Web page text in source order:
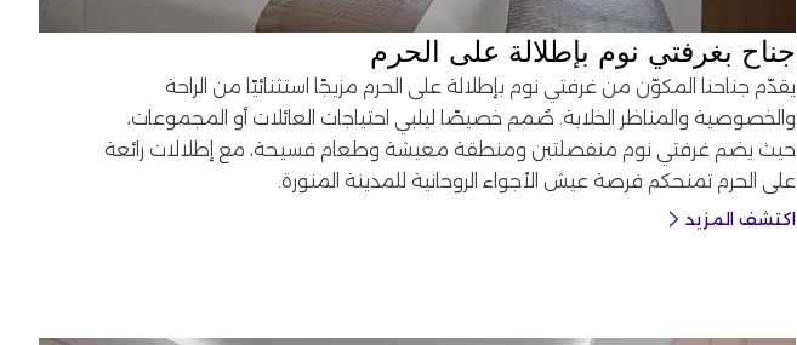
جناح بغرفتي نوم بإطلالة على الحرم
يقدّم جناحنا المكوّن من غرفتي نوم بإطلالة على الحرم مزيجًا استثنائيًا من الراحة
والخصوصية والمناظر الخلابة. صُمم خصيصًا ليلبي احتياجات العائلات أو المجموعات،
حيث يضم غرفتي نوم منفصلتين ومنطقة معيشة وطعام فسيحة، مع إطلالات رائعة
على الحرم تمنحكم فرصة عيش الأجواء الروحانية للمدينة المنورة.
اكتشف المزيد